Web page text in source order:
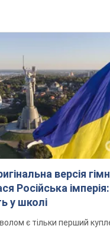
версія
Російська
у школі
є тільки перший